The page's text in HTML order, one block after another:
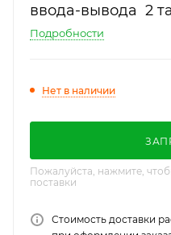
ввода-вывода 2
+ сторожевой
Подробности
Нет в наличии
Пожалуйста, нажмите,
поставки
Стоимость доставки